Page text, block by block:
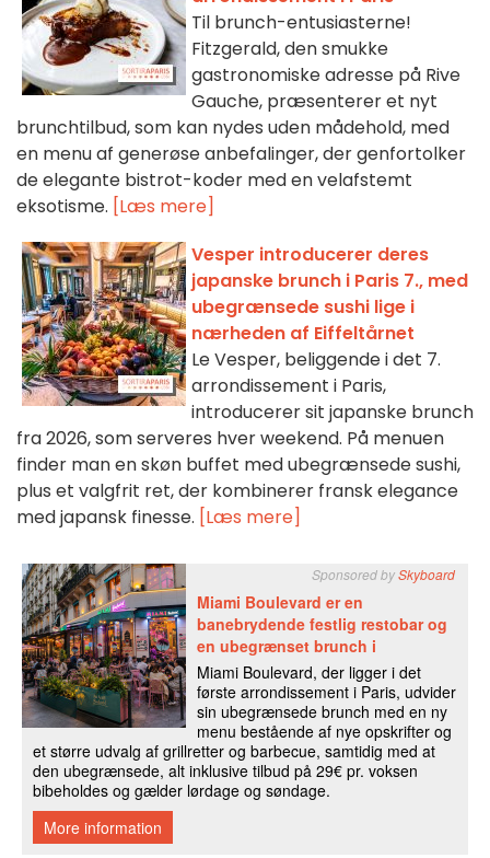
Til brunch-entusiasterne!
Fitzgerald, den smukke
gastronomiske adresse på Rive
Gauche, præsenterer et nyt
brunchtilbud, som kan nydes uden mådehold, med
en menu af generøse anbefalinger, der genfortolker
de elegante bistrot-koder med en velafstemt
eksotisme. [Læs mere]
Vesper introducerer deres
japanske brunch i Paris 7., med
ubegrænsede sushi lige i
nærheden af Eiffeltårnet
Le Vesper, beliggende i det 7.
arrondissement i Paris,
introducerer sit japanske brunch
fra 2026, som serveres hver weekend. På menuen
finder man en skøn buffet med ubegrænsede sushi,
plus et valgfrit ret, der kombinerer fransk elegance
med japansk finesse. [Læs mere]